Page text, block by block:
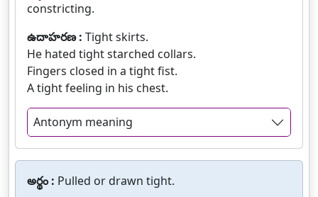
constricting.
ఉదాహరణ : Tight skirts.
He hated tight starched collars.
Fingers closed in a tight fist.
A tight feeling in his chest.
Antonym meaning
అర్థం : Pulled or drawn tight.